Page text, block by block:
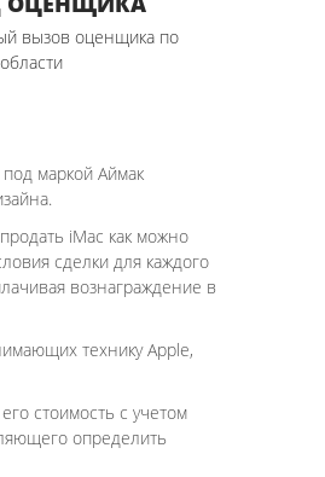
вызов оценщика по
маркой Аймак
iMac как можно
сделки для каждого
вознаграждение в
технику Apple,
стоимость с учетом
определить